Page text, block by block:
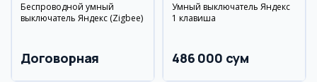
Беспроводной умный
выключатель Яндекс (Zigbee)
Договорная
Умный выключатель Яндекс
1 клавиша
486 000 сум